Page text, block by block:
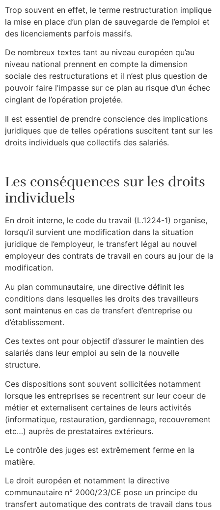
Trop souvent en effet, le terme restructuration implique
la mise en place d’un plan de sauvegarde de l’emploi et
des licenciements parfois massifs.
De nombreux textes tant au niveau européen qu’au
niveau national prennent en compte la dimension
sociale des restructurations et il n’est plus question de
pouvoir faire l’impasse sur ce plan au risque d’un échec
cinglant de l’opération projetée.
Il est essentiel de prendre conscience des implications
juridiques que de telles opérations suscitent tant sur les
droits individuels que collectifs des salariés.
Les conséquences sur les droits
individuels
En droit interne, le code du travail (L.1224-1) organise,
lorsqu’il survient une modification dans la situation
juridique de l’employeur, le transfert légal au nouvel
employeur des contrats de travail en cours au jour de la
modification.
Au plan communautaire, une directive définit les
conditions dans lesquelles les droits des travailleurs
sont maintenus en cas de transfert d’entreprise ou
d’établissement.
Ces textes ont pour objectif d’assurer le maintien des
salariés dans leur emploi au sein de la nouvelle
structure.
Ces dispositions sont souvent sollicitées notamment
lorsque les entreprises se recentrent sur leur coeur de
métier et externalisent certaines de leurs activités
(informatique, restauration, gardiennage, recouvrement
etc…) auprès de prestataires extérieurs.
Le contrôle des juges est extrêmement ferme en la
matière.
Le droit européen et notamment la directive
communautaire n° 2000/23/CE pose un principe du
transfert automatique des contrats de travail dans tous